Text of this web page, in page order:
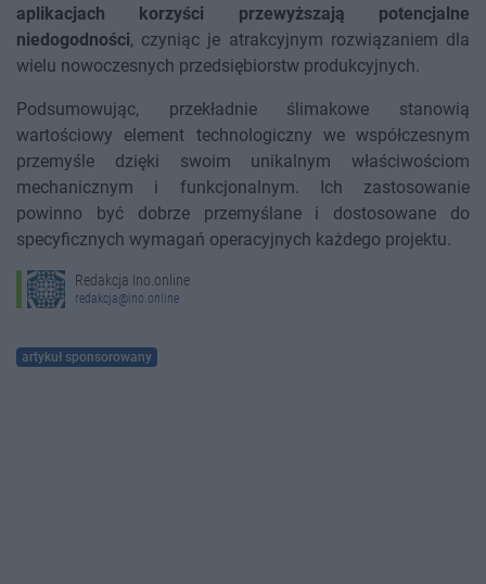
aplikacjach korzyści przewyższają potencjalne
niedogodności, czyniąc je atrakcyjnym rozwiązaniem dla
wielu nowoczesnych przedsiębiorstw produkcyjnych.
Podsumowując, przekładnie ślimakowe stanowią
wartościowy element technologiczny we współczesnym
przemyśle dzięki swoim unikalnym właściwościom
mechanicznym i funkcjonalnym. Ich zastosowanie
powinno być dobrze przemyślane i dostosowane do
specyficznych wymagań operacyjnych każdego projektu.
Redakcja Ino.online
redakcja@ino.online
artykuł sponsorowany